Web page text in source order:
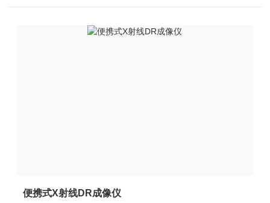
便携式X射线DR成像仪